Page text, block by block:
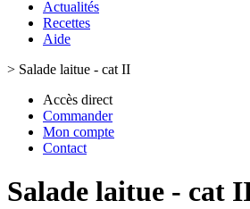
Actualités
Recettes
Aide
> Salade laitue - cat II
Accès direct
Commander
Mon compte
Contact
Salade laitue - cat